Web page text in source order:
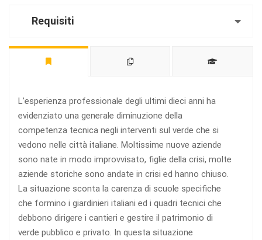
Requisiti
L’esperienza professionale degli ultimi dieci anni ha
evidenziato una generale diminuzione della
competenza tecnica negli interventi sul verde che si
vedono nelle città italiane. Moltissime nuove aziende
sono nate in modo improvvisato, figlie della crisi, molte
aziende storiche sono andate in crisi ed hanno chiuso.
La situazione sconta la carenza di scuole specifiche
che formino i giardinieri italiani ed i quadri tecnici che
debbono dirigere i cantieri e gestire il patrimonio di
verde pubblico e privato. In questa situazione